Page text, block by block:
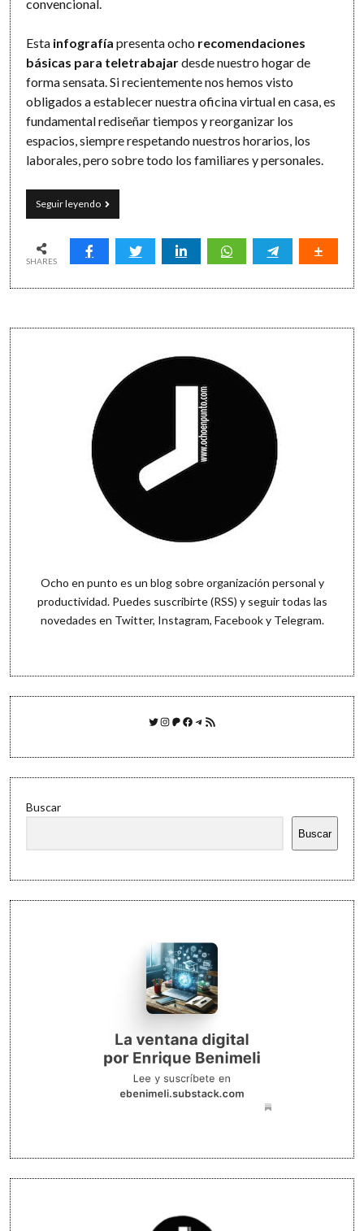
convencional.
Esta infografía presenta ocho recomendaciones
básicas para teletrabajardesde nuestro hogar de
forma sensata. Si recientemente nos hemos visto
obligados a establecer nuestra oficina virtual en casa, es
fundamental rediseñar tiempos y reorganizar los
espacios, siempre respetando nuestros horarios, los
laborales, pero sobre todo los familiares y personales.
Seguir leyendoTeletrabajar
desde
consejos
trabajar
sensata)
SHARES
Sidebar
Ocho en punto es un blog sobre organización personal y
productividad. Puedes suscribirte (RSS) y seguir todas las
novedades en Twitter, Instagram, Facebooky Telegram.
Twitter
Instagram
Patreon
Facebook
Telegram
Feed RSS
Buscar
Buscar